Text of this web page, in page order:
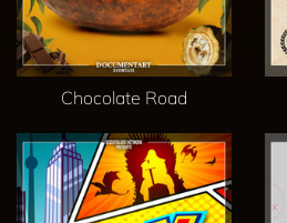
Chocolate Road